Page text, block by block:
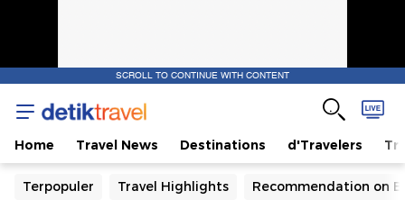
SCROLL TO CONTINUE WITH CONTENT
Home Travel News Destinations d'Travelers
Terpopuler Travel Highlights Recommendation on